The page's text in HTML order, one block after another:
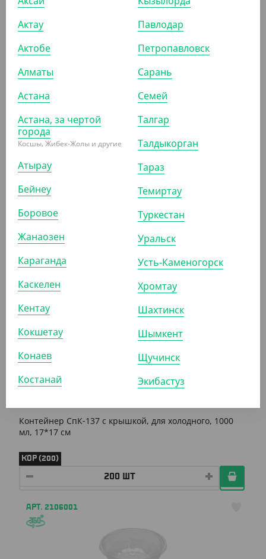
СтиролПласт
УП (70)
АРТ. 21152
5 047.50
Контейнер СпК-1616, 750 мл, черный, СтиролПласт
Контейнер СпК-137 с крышкой, для холодного, 1000
мл, 17*17 см
КОР (200)
АРТ. 2106001
Актау
Актобе
Алматы
Астана
Астана, за чертой
города
Косшы, Жибек-Жолы и другие
Атырау
Бейнеу
Боровое
Жанаозен
Караганда
Каскелен
Кентау
Кокшетау
Конаев
Костанай
Павлодар
Петропавловск
Сарань
Семей
Талгар
Талдыкорган
Тараз
Темиртау
Туркестан
Уральск
Усть-Каменогорск
Хромтау
Шахтинск
Шымкент
Щучинск
Экибастуз